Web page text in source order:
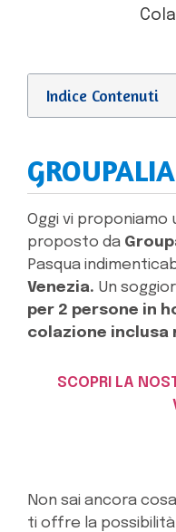
Indice Contenuti
GROUPALIA
Oggi vi proponiamo
proposto da
Pasqua
Venezia. Un
per 2 persone in
colazione inclusa
SCOPRI LA
Non sai ancora
ti offre la